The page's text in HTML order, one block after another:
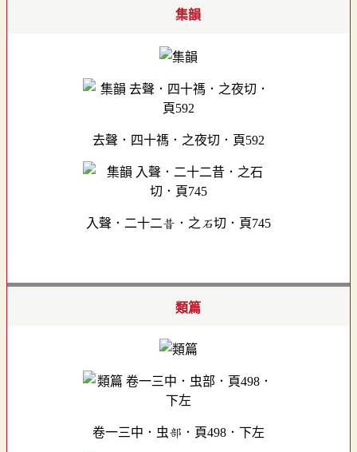
集韻
去聲．四十禡．之夜切．頁592
入聲．二十二昔．之石切．頁745
類篇
卷一三中．虫部．頁498．下左